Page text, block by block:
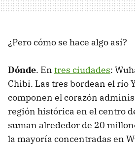
¿Pero cómo se hace algo así?
Dónde. En tres ciudades:
Chibi. Las tres bordean el río
componen el corazón
región histórica en el centro
suman alrededor de 20
la mayoría concentradas en